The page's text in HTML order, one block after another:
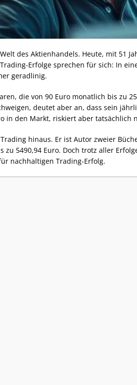
des Aktienhandels. Heute, mit 51
Erfolge sprechen für sich: In
geradlinig.
die von 90 Euro monatlich bis zu
deutet aber an, dass sein
in den Markt, riskiert aber tatsächlich
hinaus. Er ist Autor zweier
zu 5490,94 Euro. Doch trotz aller
nachhaltigen Trading-Erfolg.